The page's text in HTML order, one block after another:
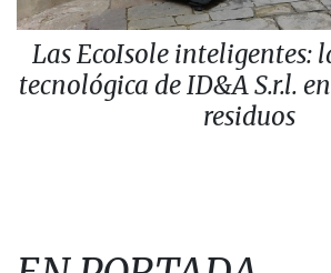
Las EcoIsole inteligentes:
tecnológica de ID&A S.r.l.
residuos